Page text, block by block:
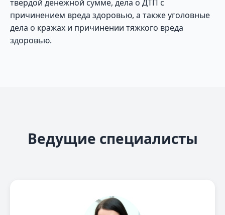
твердой денежной сумме, дела о ДТП с
причинением вреда здоровью, а также уголовные
дела о кражах и причинении тяжкого вреда
здоровью.
Ведущие специалисты